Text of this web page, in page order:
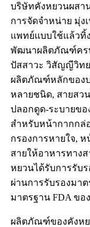
บริษัทคังหยวนผสา
การจัดจำหน่าย มุ่ง
แพทย์แบบใช้แล้วทิ้
พัฒนาผลิตภัณฑ์ครบ
ปัสสาวะ วิสัญญีวิทย
ผลิตภัณฑ์หลักของ
หลายชนิด, สายส
ปลอกดูด-ระบายขอ
สำหรับหน้ากากกล่
กรองการหายใจ,
สายให้อาหารทาง
หยวนได้รับการรับ
ผ่านการรับรองมา
มาตรฐาน FDA ขอ
ผลิตภัณฑ์ของคังหย